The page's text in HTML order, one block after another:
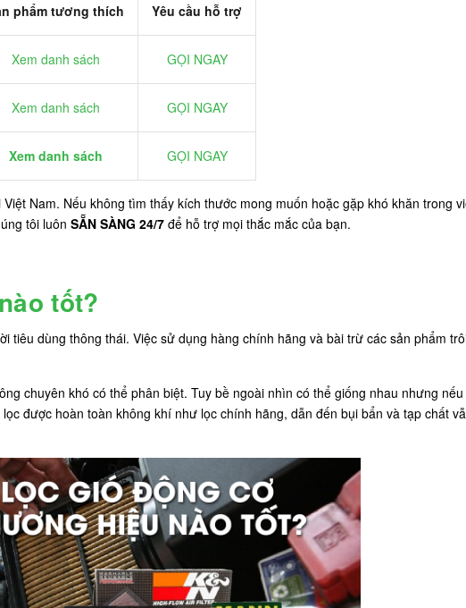
phẩm tương thích Yêu cầu hỗ trợ
Xem danh sách GỌI NGAY
Xem danh sách GỌI NGAY
Xem danh sách GỌI NGAY
Nam. Nếu không tìm thấy kích thước mong muốn hoặc gặp khó khăn trong
tôi luôn SẴN SÀNG 24/7 để hỗ trợ mọi thắc mắc của bạn.
tốt?
tiêu dùng thông thái. Việc sử dụng hàng chính hãng và bài trừ các sản phẩm
chuyên khó có thể phân biệt. Tuy bề ngoài nhìn có thể giống nhau nhưng
được hoàn toàn không khí như lọc chính hãng, dẫn đến bụi bẩn và tạp chất